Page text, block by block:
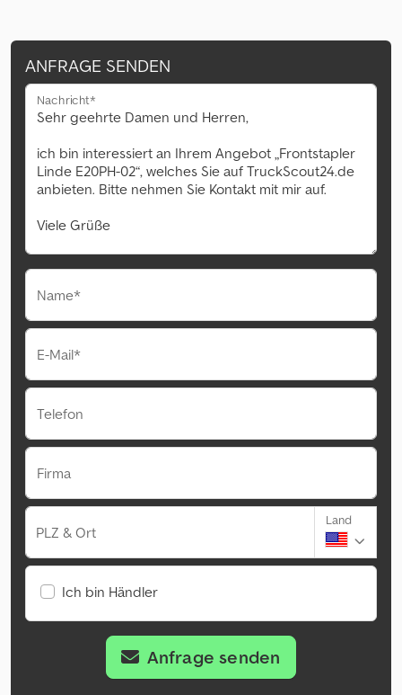
ANFRAGE SENDEN
Nachricht*
Name*
E-Mail*
Telefon
Firma
PLZ & Ort
Land
Ich bin Händler
Anfrage senden